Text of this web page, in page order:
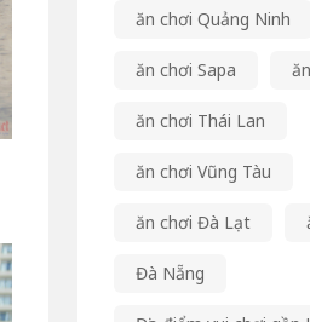
ăn chơi Quảng Ninh
ăn chơi Sapa
ăn chơi Thái Lan
ăn chơi Vũng Tàu
ăn chơi Đà Lạt
Đà Nẵng